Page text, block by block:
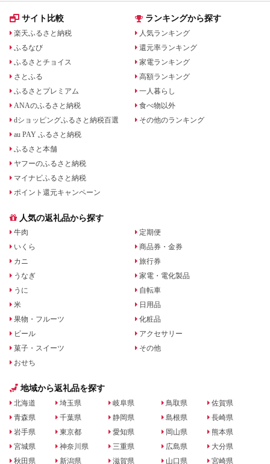
サイト比較
楽天ふるさと納税
ふるなび
ふるさとチョイス
さとふる
ふるさとプレミアム
ANAのふるさと納税
dショッピングふるさと納税百選
au PAY ふるさと納税
ふるさと本舗
ヤフーのふるさと納税
マイナビふるさと納税
ポイント還元キャンペーン
ランキングから探す
人気ランキング
還元率ランキング
家電ランキング
高額ランキング
一人暮らし
食べ物以外
その他のランキング
人気の返礼品から探す
牛肉
いくら
カニ
うなぎ
うに
米
果物・フルーツ
ビール
菓子・スイーツ
おせち
定期便
商品券・金券
旅行券
家電・電化製品
自転車
日用品
化粧品
アクセサリー
その他
地域から返礼品を探す
北海道
青森県
岩手県
宮城県
秋田県
埼玉県
千葉県
東京都
神奈川県
新潟県
岐阜県
静岡県
愛知県
三重県
滋賀県
鳥取県
島根県
岡山県
広島県
山口県
佐賀県
長崎県
熊本県
大分県
宮崎県